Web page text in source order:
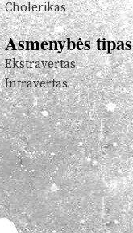
Cholerikas
Asmenybės tipas
Ekstravertas
Intravertas